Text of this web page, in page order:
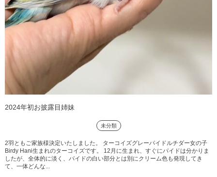
2024年初お披露目姉妹
未分類
2羽ともご家族様決定いたしました。 ターコイズグレーパイドルチダー女の子
Birdy Hani生まれのターコイズです。 12月に生まれ、すぐにパイドは分かりま
したが、全体的に淡く、パイドの白い部分とは別にクリーム色も発現してき
て、一体どんな...